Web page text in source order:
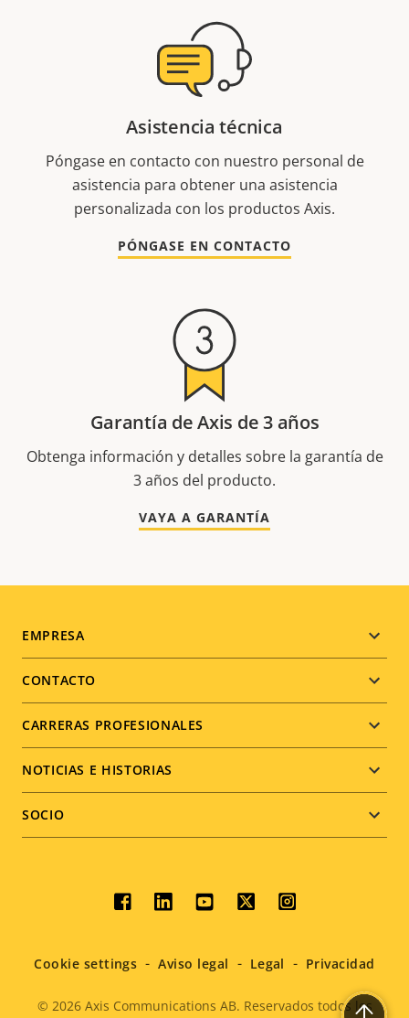
Asistencia técnica
Póngase en contacto con nuestro personal de
asistencia para obtener una asistencia
personalizada con los productos Axis.
PÓNGASE EN CONTACTO
Garantía de Axis de 3 años
Obtenga información y detalles sobre la garantía de
3 años del producto.
VAYA A GARANTÍA
Footer
menu
EMPRESA
CONTACTO
CARRERAS PROFESIONALES
NOTICIAS E HISTORIAS
SOCIO
Social
menu
© 2026Axis Communications AB. Reservados todos los
Cookie settings Aviso legal Legal Privacidad